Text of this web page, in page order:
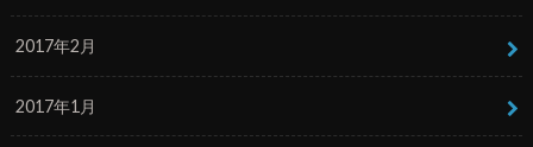
2017年2月
2017年1月